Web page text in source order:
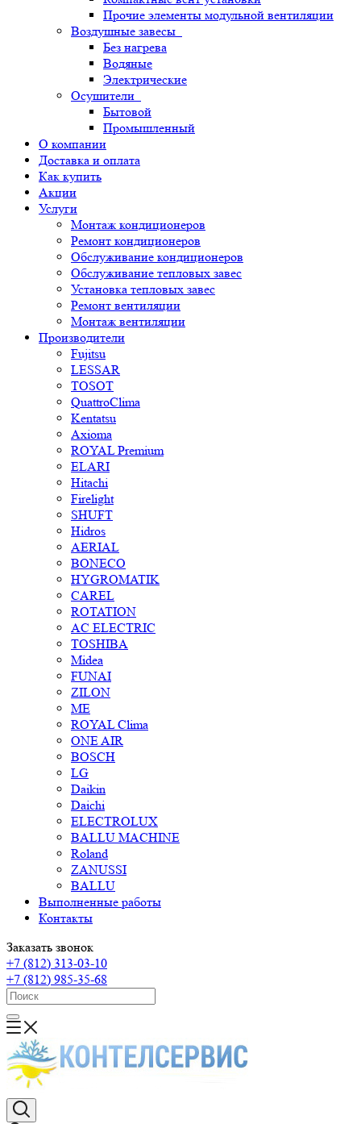
Прочие элементы модульной вентиляции
Воздушные завесы
Без нагрева
Водяные
Электрические
Осушители
Бытовой
Промышленный
О компании
Доставка и оплата
Как купить
Акции
Услуги
Монтаж кондиционеров
Ремонт кондиционеров
Обслуживание кондиционеров
Обслуживание тепловых завес
Установка тепловых завес
Ремонт вентиляции
Монтаж вентиляции
Производители
Fujitsu
LESSAR
TOSOT
QuattroClima
Kentatsu
Axioma
ROYAL Premium
ELARI
Hitachi
Firelight
SHUFT
Hidros
AERIAL
BONECO
HYGROMATIK
CAREL
ROTATION
AC ELECTRIC
TOSHIBA
Midea
FUNAI
ZILON
ME
ROYAL Clima
ONE AIR
BOSCH
LG
Daikin
Daichi
ELECTROLUX
BALLU MACHINE
Roland
ZANUSSI
BALLU
Выполненные работы
Контакты
Заказать звонок
+7 (812) 313-03-10
+7 (812) 985-35-68